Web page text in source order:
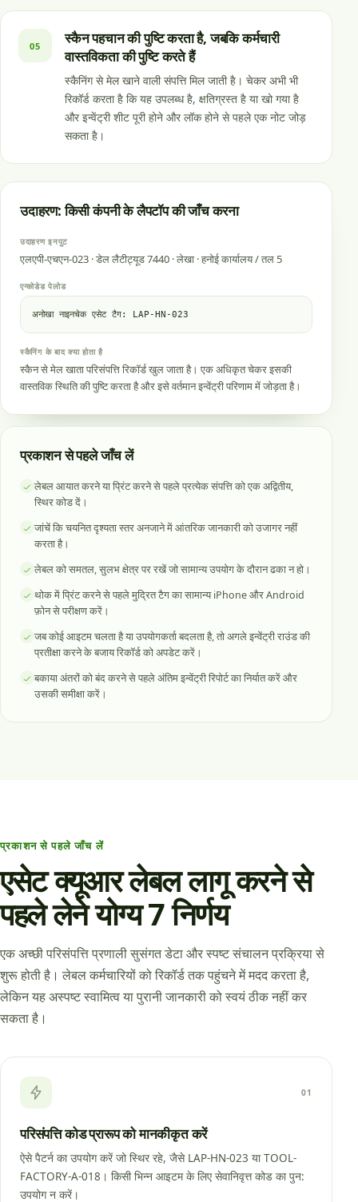
05
स्कैन पहचान की पुष्टि करता है, जबकि कर्मचारी
वास्तविकता की पुष्टि करते हैं
स्कैनिंग से मेल खाने वाली संपत्ति मिल जाती है। चेकर अभी भी
रिकॉर्ड करता है कि यह उपलब्ध है, क्षतिग्रस्त है या खो गया है
और इन्वेंट्री शीट पूरी होने और लॉक होने से पहले एक नोट जोड़
सकता है।
उदाहरण: किसी कंपनी के लैपटॉप की जाँच करना
उदाहरण इनपुट
एलएपी-एचएन-023 · डेल लैटीट्यूड 7440 · लेखा · हनोई कार्यालय / तल 5
एन्कोडेड पेलोड
अनोखा नाइनचेक एसेट टैग: LAP-HN-023
स्कैनिंग के बाद क्या होता है
स्कैन से मेल खाता परिसंपत्ति रिकॉर्ड खुल जाता है। एक अधिकृत चेकर इसकी
वास्तविक स्थिति की पुष्टि करता है और इसे वर्तमान इन्वेंट्री परिणाम में जोड़ता है।
प्रकाशन से पहले जाँच लें
लेबल आयात करने या प्रिंट करने से पहले प्रत्येक संपत्ति को एक अद्वितीय,
स्थिर कोड दें।
जांचें कि चयनित दृश्यता स्तर अनजाने में आंतरिक जानकारी को उजागर नहीं
करता है।
लेबल को समतल, सुलभ क्षेत्र पर रखें जो सामान्य उपयोग के दौरान ढका न हो।
थोक में प्रिंट करने से पहले मुद्रित टैग का सामान्य iPhone और Android
फ़ोन से परीक्षण करें।
जब कोई आइटम चलता है या उपयोगकर्ता बदलता है, तो अगले इन्वेंट्री राउंड की
प्रतीक्षा करने के बजाय रिकॉर्ड को अपडेट करें।
बकाया अंतरों को बंद करने से पहले अंतिम इन्वेंट्री रिपोर्ट का निर्यात करें और
उसकी समीक्षा करें।
प्रकाशन से पहले जाँच लें
एसेट क्यूआर लेबल लागू करने से
पहले लेने योग्य 7 निर्णय
एक अच्छी परिसंपत्ति प्रणाली सुसंगत डेटा और स्पष्ट संचालन प्रक्रिया से
शुरू होती है। लेबल कर्मचारियों को रिकॉर्ड तक पहुंचने में मदद करता है,
लेकिन यह अस्पष्ट स्वामित्व या पुरानी जानकारी को स्वयं ठीक नहीं कर
सकता है।
01
परिसंपत्ति कोड प्रारूप को मानकीकृत करें
ऐसे पैटर्न का उपयोग करें जो स्थिर रहे, जैसे LAP-HN-023 या TOOL-
FACTORY-A-018। किसी भिन्न आइटम के लिए सेवानिवृत्त कोड का पुन:
उपयोग न करें।